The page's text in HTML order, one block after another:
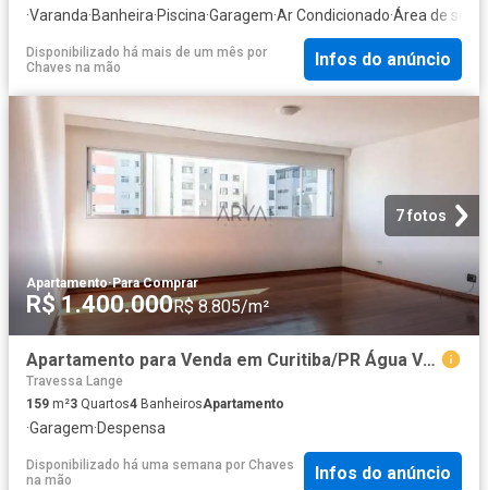
·Varanda·Banheira·Piscina·Garagem·Ar Condicionado·Área de
Disponibilizado há mais de um mês por
Chaves na mão
Infos do anúncio
7 fotos
Apartamento·Para Comprar
R$ 1.400.000R$ 8.805/m²
Apartamento para Venda em Curitiba/PR Água Verde 3 Quartos
Travessa Lange
159 m²3 Quartos4 BanheirosApartamento
·Garagem·Despensa
Disponibilizado há uma semana por Chaves
na mão
Infos do anúncio